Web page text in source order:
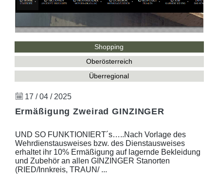
Shopping
Oberösterreich
Überregional
17 / 04 / 2025
Ermäßigung Zweirad GINZINGER
UND SO FUNKTIONIERT´s…..Nach Vorlage des
Wehrdienstausweises bzw. des Dienstausweises
erhaltet ihr 10% Ermäßigung auf lagernde Bekleidung
und Zubehör an allen GINZINGER Stanorten
(RIED/Innkreis, TRAUN/ ...